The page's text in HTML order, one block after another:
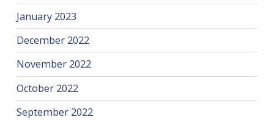
January 2023
December 2022
November 2022
October 2022
September 2022